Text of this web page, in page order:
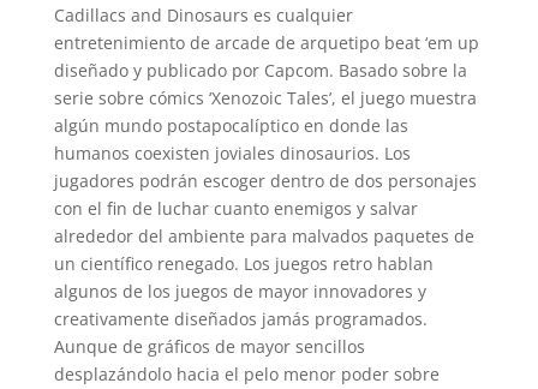
Cadillacs and Dinosaurs es cualquier
entretenimiento de arcade de arquetipo beat ‘em up
diseñado y publicado por Capcom. Basado sobre la
serie sobre cómics ‘Xenozoic Tales’, el juego muestra
algún mundo postapocalíptico en donde las
humanos coexisten joviales dinosaurios. Los
jugadores podrán escoger dentro de dos personajes
con el fin de luchar cuanto enemigos y salvar
alrededor del ambiente para malvados paquetes de
un científico renegado. Los juegos retro hablan
algunos de los juegos de mayor innovadores y
creativamente diseñados jamás programados.
Aunque de gráficos de mayor sencillos
desplazándolo hacia el pelo menor poder sobre